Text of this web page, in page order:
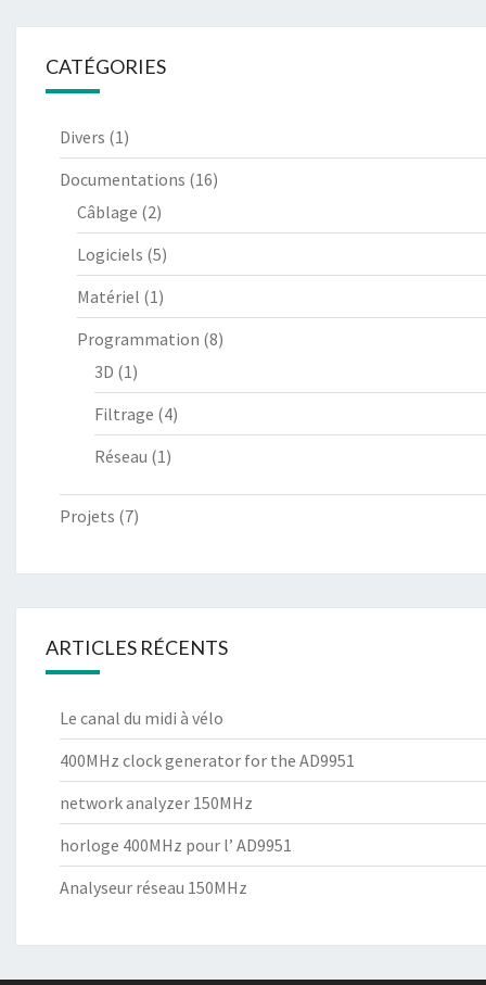
CATÉGORIES
Divers (1)
Documentations (16)
Câblage (2)
Logiciels (5)
Matériel (1)
Programmation (8)
3D (1)
Filtrage (4)
Réseau (1)
Projets (7)
ARTICLES RÉCENTS
Le canal du midi à vélo
400MHz clock generator for the AD9951
network analyzer 150MHz
horloge 400MHz pour l’ AD9951
Analyseur réseau 150MHz